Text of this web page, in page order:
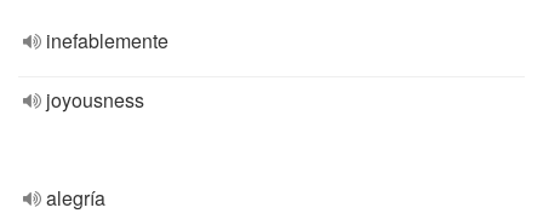
inefablemente
joyousness
alegría